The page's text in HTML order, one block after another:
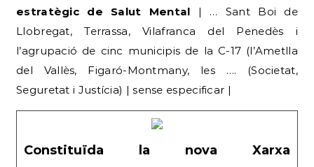
estratègic de Salut Mental | … Sant Boi de
Llobregat, Terrassa, Vilafranca del Penedès i
l’agrupació de cinc municipis de la C-17 (l’Ametlla
del Vallès, Figaró-Montmany, les …. (Societat,
Seguretat i Justícia) | sense especificar |
Constituïda la nova Xarxa